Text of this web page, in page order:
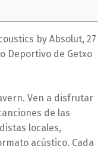
by Absolut, 27
Deportivo de Getxo
Ven a disfrutar
de las
locales,
acústico. Cada